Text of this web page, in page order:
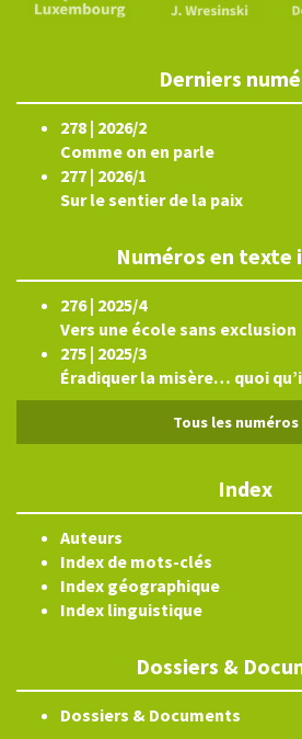
Derniers
278 | 2026/2
Comme on en parle
277 | 2026/1
Sur le sentier de la paix
Numéros en texte
276 | 2025/4
Vers une école sans exclusion
275 | 2025/3
Éradiquer la misère… quoi
Tous les numéros
Index
Auteurs
Index de mots-clés
Index géographique
Index linguistique
Dossiers &
Dossiers & Documents